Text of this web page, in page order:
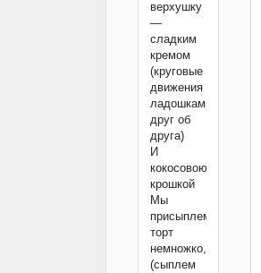
верхушку
—
сладким
кремом
(круговые
движения
ладошками
друг об
друга)
И
кокосовою
крошкой
Мы
присыплем
торт
немножко,
(сыплем